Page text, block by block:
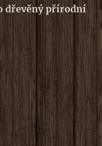
dřevěný přírodní